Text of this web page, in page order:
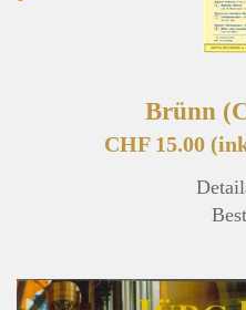
Brünn
CHF 15.00